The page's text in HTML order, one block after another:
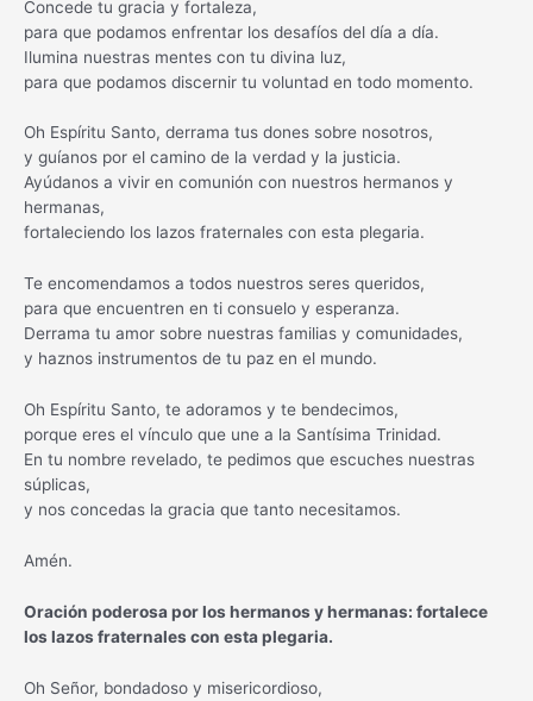
Concede tu gracia y fortaleza,
para que podamos enfrentar los desafíos del día a día.
Ilumina nuestras mentes con tu divina luz,
para que podamos discernir tu voluntad en todo momento.
Oh Espíritu Santo, derrama tus dones sobre nosotros,
y guíanos por el camino de la verdad y la justicia.
Ayúdanos a vivir en comunión con nuestros hermanos y
hermanas,
fortaleciendo los lazos fraternales con esta plegaria.
Te encomendamos a todos nuestros seres queridos,
para que encuentren en ti consuelo y esperanza.
Derrama tu amor sobre nuestras familias y comunidades,
y haznos instrumentos de tu paz en el mundo.
Oh Espíritu Santo, te adoramos y te bendecimos,
porque eres el vínculo que une a la Santísima Trinidad.
En tu nombre revelado, te pedimos que escuches nuestras
súplicas,
y nos concedas la gracia que tanto necesitamos.
Amén.
Oración poderosa por los hermanos y hermanas: fortalece
los lazos fraternales con esta plegaria.
Oh Señor, bondadoso y misericordioso,